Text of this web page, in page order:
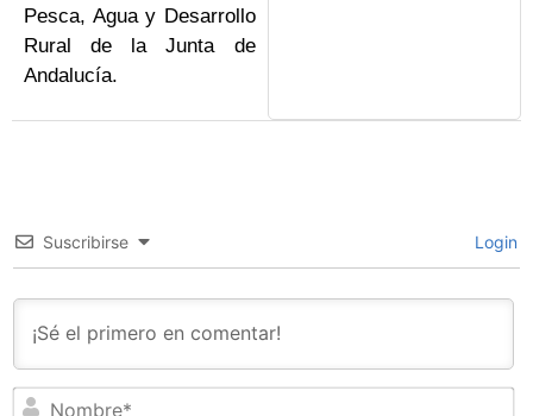
Pesca, Agua y Desarrollo
Rural de la Junta de
Andalucía.
Suscribirse Login